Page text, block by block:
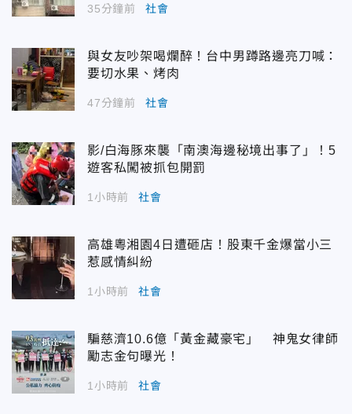
35分鐘前 社會
與女友吵架喝爛醉！台中男蹲路邊亮刀喊：
要切水果、烤肉
47分鐘前 社會
影/白海豚來襲「南澳海邊秘境出事了」！5
遊客私闖被抓包開罰
1小時前 社會
高雄粵湘園4日遭砸店！股東千金爆當小三
惹感情糾紛
1小時前 社會
騙慈濟10.6億「黃金藏豪宅」 神鬼女律師
勵志金句曝光！
1小時前 社會